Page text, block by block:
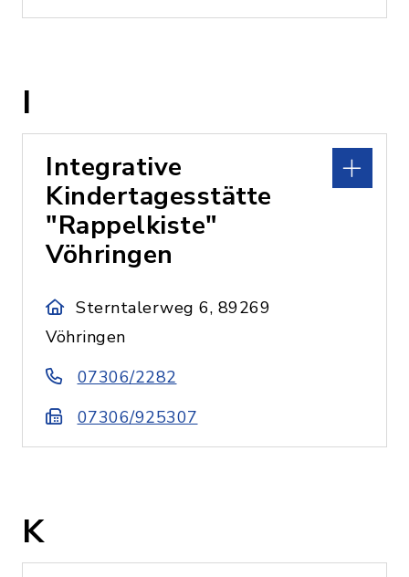
I
Integrative
Kindertagesstätte
"Rappelkiste"
Vöhringen
Sterntalerweg 6, 89269
Vöhringen
07306/2282
07306/925307
K